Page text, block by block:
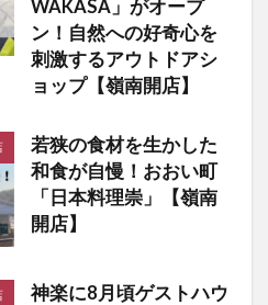
WAKASA」がオープ
ン！自然への好奇心を
刺激するアウトドアシ
ョップ【嶺南開店】
若狭の食材を生かした
和食が自慢！おおい町
「日本料理崇」【嶺南
開店】
神楽に8月頃ゲストハウ